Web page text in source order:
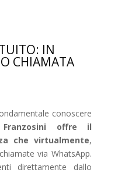
IN
CHIAMATA
conoscere
Franzosini offre il
che virtualmente,
via WhatsApp.
direttamente dallo